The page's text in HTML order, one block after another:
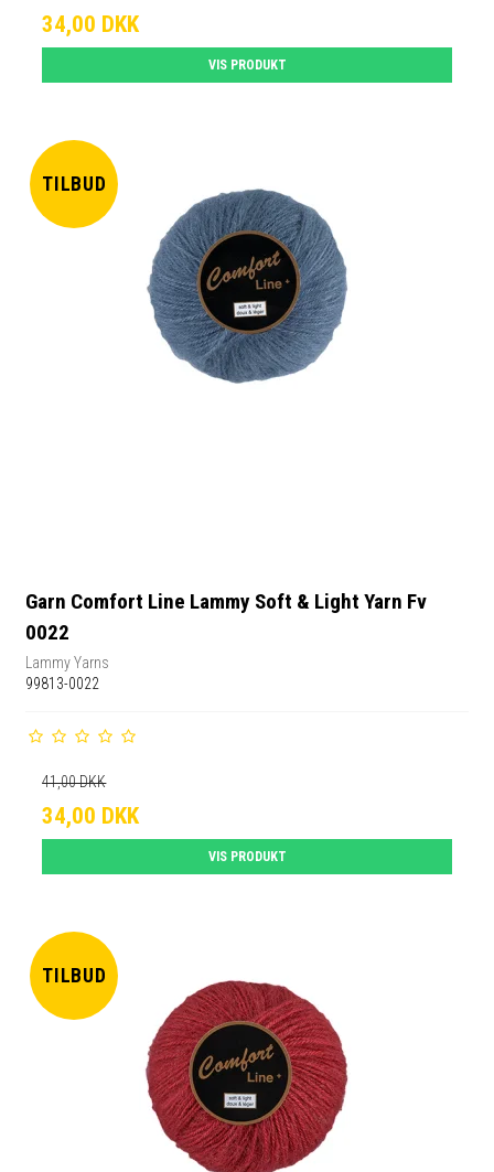
34,00 DKK
VIS PRODUKT
TILBUD
Garn Comfort Line Lammy Soft & Light Yarn Fv
0022
Lammy Yarns
99813-0022
41,00 DKK
34,00 DKK
VIS PRODUKT
TILBUD